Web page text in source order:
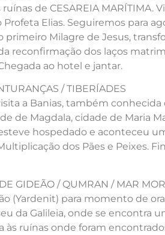
de CESAREIA MARÍTIMA.
Elias. Seguiremos para
primeiro Milagre de Jesus,
reconfirmação dos laços
ao hotel e jantar.
/ TIBERÍADES
a Banias, também
de Magdala, cidade de Maria
hospedado e aconteceu
dos Pães e Peixes.
GIDEÃO / QUMRAN / MAR
(Yardenit) para momento de
da Galileia, onde se encontra
ruínas onde foram